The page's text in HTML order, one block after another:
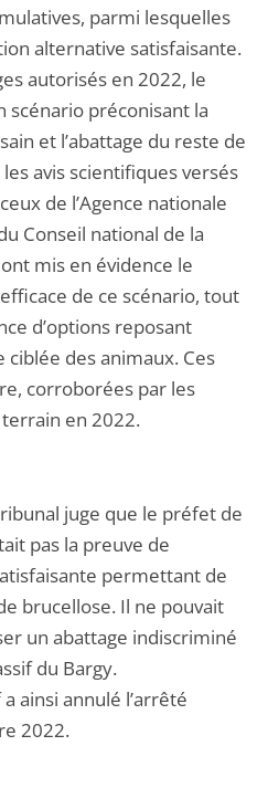
parmi lesquelles
alternative satisfaisante.
autorisés en 2022, le
scénario préconisant la
et l’abattage du reste de
avis scientifiques versés
de l’Agence nationale
Conseil national de la
mis en évidence le
de ce scénario, tout
d’options reposant
ciblée des animaux. Ces
corroborées par les
en 2022.
juge que le préfet de
pas la preuve de
permettant de
brucellose. Il ne pouvait
un abattage indiscriminé
du Bargy.
ainsi annulé l’arrêté
2022.